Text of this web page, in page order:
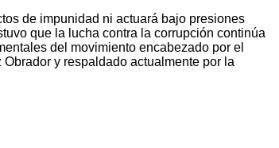
de impunidad ni actuará bajo presiones
que la lucha contra la corrupción continúa
del movimiento encabezado por el
y respaldado actualmente por la